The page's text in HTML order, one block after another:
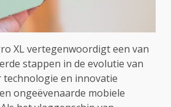
XL vertegenwoordigt een van
stappen in de evolutie van
en innovatie
ongeëvenaarde mobiele